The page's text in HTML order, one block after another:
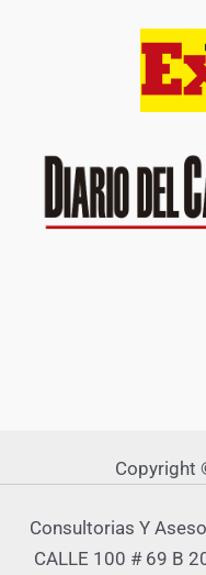
Copyright
Consultorias Y
CALLE 100 # 69 B